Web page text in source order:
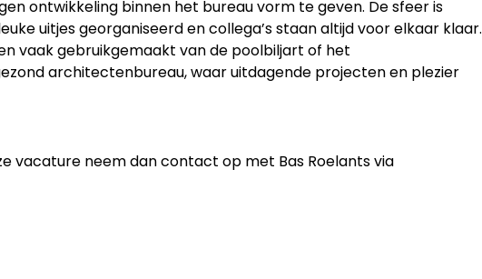
ontwikkeling binnen het bureau vorm te geven. De sfeer is
uitjes georganiseerd en collega’s staan altijd voor elkaar klaar.
vaak gebruikgemaakt van de poolbiljart of het
architectenbureau, waar uitdagende projecten en plezier
vacature neem dan contact op met Bas Roelants via